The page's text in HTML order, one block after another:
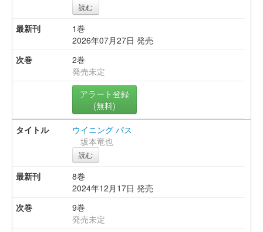
読む
1巻
2026年07月27日 発売
2巻
発売未定
アラート登録
(無料)
ウイニング パス
坂本竜也
読む
8巻
2024年12月17日 発売
9巻
発売未定